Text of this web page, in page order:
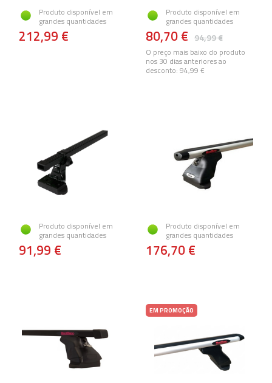
Produto disponível em
grandes quantidades
212,99 €
Produto disponível em
grandes quantidades
94,99 €
80,70 €
O preço mais baixo do produto
nos 30 dias anteriores ao
desconto: 94,99 €
Produto disponível em
grandes quantidades
91,99 €
Produto disponível em
grandes quantidades
176,70 €
EM PROMOÇÃO